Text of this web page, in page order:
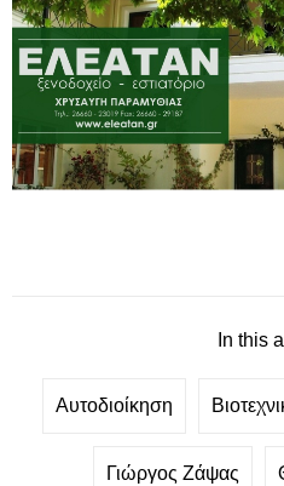
In this
Αυτοδιοίκηση
Γιώργος Ζάψας